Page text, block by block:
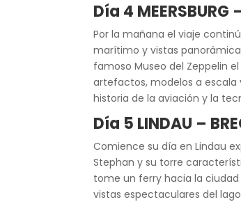
Día 4 MEERSBURG
Por la mañana el viaje
marítimo y vistas
famoso Museo del Zeppelin
artefactos, modelos a escala
historia de la aviación y la
Día 5 LINDAU –
Comience su día en Lindau
Stephan y su torre
tome un ferry hacia la
vistas espectaculares del